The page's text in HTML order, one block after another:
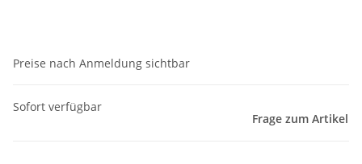
Preise nach Anmeldung sichtbar
Sofort verfügbar
Frage zum Artikel